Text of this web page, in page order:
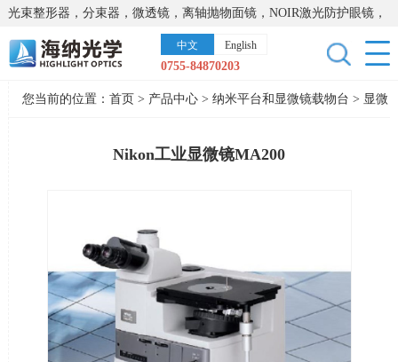
光束整形器，分束器，微透镜，离轴抛物面镜，NOIR激光防护眼镜，
太阳能模拟器，显微镜载物台，激光器，光谱仪，红外热像仪，激光
晶体
中文 English
0755-84870203
您当前的位置： 首页 > 产品中心> 纳米平台和显微镜载物台 > 显微
Nikon工业显微镜MA200